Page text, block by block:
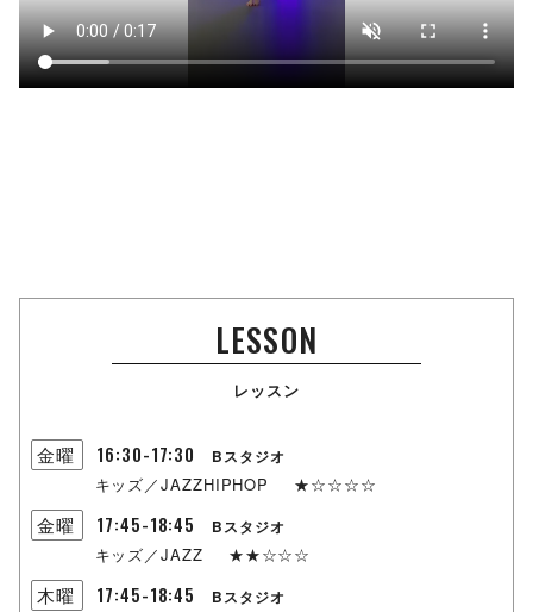
LESSON
レッスン
金曜 16:30-17:30 Bスタジオ
キッズ／JAZZHIPHOP ★☆☆☆☆
金曜 17:45-18:45 Bスタジオ
キッズ／JAZZ ★★☆☆☆
木曜 17:45-18:45 Bスタジオ